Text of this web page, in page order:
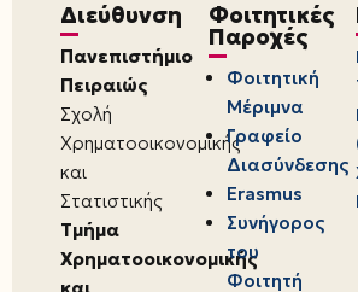
Διεύθυνση
Πανεπιστήμιο
Πειραιώς
Σχολή
Χρηματοοικονομικής
και
Στατιστικής
Τμήμα
Χρηματοοικονομικής
Φοιτητικές
Παροχές
Φοιτητική
Μέριμνα
Γραφείο
Διασύνδεσης
Erasmus
Συνήγορος
του
Φοιτητή